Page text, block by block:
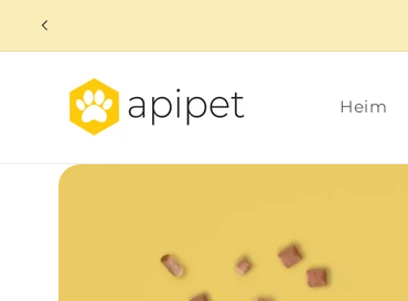
zum
Inhalt
Heim
Produktinformationen